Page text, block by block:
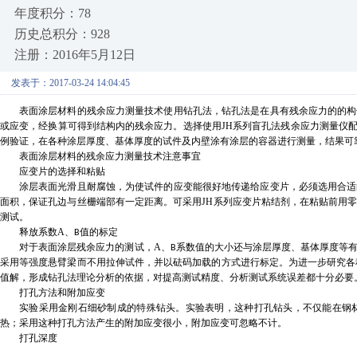
年度积分：78
历史总积分：928
注册：2016年5月12日
发表于：2017-03-24 14:04:45
表面涂层材料的残余应力测量技术使用钻孔法，钻孔法是在具有残余应力的的
或应变，经换算可得到结构内的残余应力。选择使用JH系列盲孔法残余应力测量仪
例验证，在各种涂层厚度、基体厚度的试件及内壁涂有涂层的容器进行测量，结果可
表面涂层材料的残余应力测量技术注意事宜
应变片的选择和粘贴
涂层表面光滑且耐腐蚀，为使试件的应变能很好地传递给应变片，必须选用合
面积，保证孔边与丝栅端部有一定距离。可采用JH系列应变片粘结剂，在粘贴前用
测试。
释放系数A、 B值的标定
对于表面涂层残余应力的测试， A、 B系数值的大小还与涂层厚度、基体厚度等
采用等强度悬臂梁而不用拉伸试件，并以砝码加载的方式进行标定。为进一步研究
值解，形成钻孔法理论分析的依据，对提高测试精度、分析测试系统误差都十分必要
打孔方法和附加应变
实验采用金刚石细砂制成的特殊钻头。实验表明，这种打孔钻头，不仅能在
热；采用这种打孔方法产生的附加应变很小，附加应变可忽略不计。
打孔深度